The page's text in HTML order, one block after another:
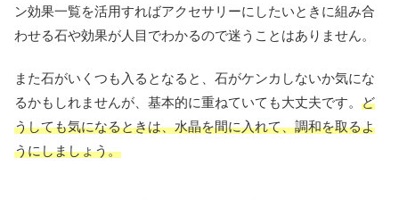
ン効果一覧を活用すればアクセサリーにしたいときに組み合
わせる石や効果が人目でわかるので迷うことはありません。
また石がいくつも入るとなると、石がケンカしないか気にな
るかもしれませんが、基本的に重ねていても大丈夫です。 ど
うしても気になるときは、水晶を間に入れて、調和を取るよ
うにしましょう。